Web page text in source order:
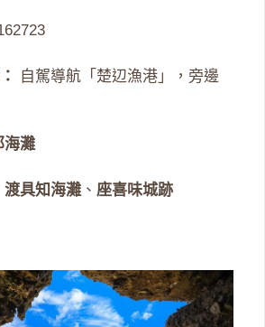
自駕導航「楚辺漁港」，旁邊
海灘
渡具知海灘 、 座喜味城跡